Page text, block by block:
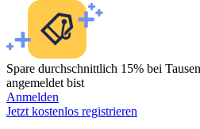
Spare durchschnittlich 15% bei
angemeldet bist
Anmelden
Jetzt kostenlos registrieren